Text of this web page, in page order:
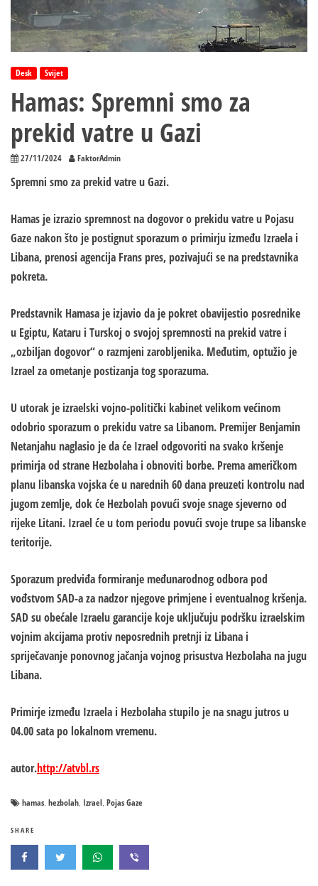
Desk Svijet
Hamas: Spremni smo za
prekid vatre u Gazi
27/11/2024 FaktorAdmin
Spremni smo za prekid vatre u Gazi.
Hamas je izrazio spremnost na dogovor o prekidu vatre u Pojasu
Gaze nakon što je postignut sporazum o primirju između Izraela i
Libana, prenosi agencija Frans pres, pozivajući se na predstavnika
pokreta.
Predstavnik Hamasa je izjavio da je pokret obavijestio posrednike
u Еgiptu, Kataru i Turskoj o svojoj spremnosti na prekid vatre i
„ozbiljan dogovor“ o razmjeni zarobljenika. Međutim, optužio je
Izrael za ometanje postizanja tog sporazuma.
U utorak je izraelski vojno-politički kabinet velikom većinom
odobrio sporazum o prekidu vatre sa Libanom. Premijer Benjamin
Netanjahu naglasio je da će Izrael odgovoriti na svako kršenje
primirja od strane Hezbolaha i obnoviti borbe. Prema američkom
planu libanska vojska će u narednih 60 dana preuzeti kontrolu nad
jugom zemlje, dok će Hezbolah povući svoje snage sjeverno od
rijeke Litani. Izrael će u tom periodu povući svoje trupe sa libanske
teritorije.
Sporazum predviđa formiranje međunarodnog odbora pod
vođstvom SAD-a za nadzor njegove primjene i eventualnog kršenja.
SAD su obećale Izraelu garancije koje uključuju podršku izraelskim
vojnim akcijama protiv neposrednih pretnji iz Libana i
spriječavanje ponovnog jačanja vojnog prisustva Hezbolaha na jugu
Libana.
Primirje između Izraela i Hezbolaha stupilo je na snagu jutros u
04.00 sata po lokalnom vremenu.
autor.http://atvbl.rs
hamas, hezbolah, Izrael, Pojas Gaze
SHARE